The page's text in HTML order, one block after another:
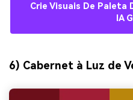
Crie Visuais De Paleta
IA
6) Cabernet à Luz de